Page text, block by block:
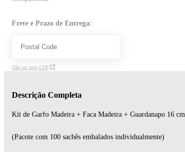
Frete e Prazo de Entrega:
Não sei meu CEP
Descrição Completa
Kit de Garfo Madeira + Faca Madeira + Guardanapo 16 cm
(Pacote com 100 sachês embalados individualmente)